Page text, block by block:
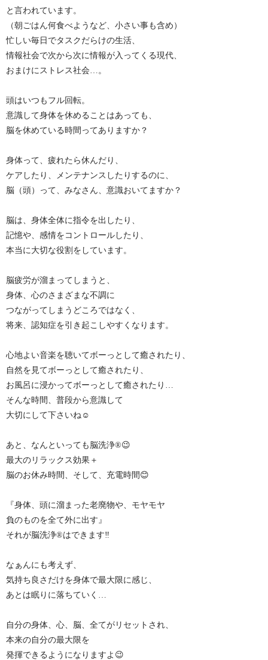
と言われています。
（朝ごはん何食べようなど、小さい事も含め）
忙しい毎日でタスクだらけの生活、
情報社会で次から次に情報が入ってくる現代、
おまけにストレス社会…。
頭はいつもフル回転。
意識して身体を休めることはあっても、
脳を休めている時間ってありますか？
身体って、疲れたら休んだり、
ケアしたり、メンテナンスしたりするのに、
脳（頭）って、みなさん、意識おいてますか？
脳は、身体全体に指令を出したり、
記憶や、感情をコントロールしたり、
本当に大切な役割をしています。
脳疲労が溜まってしまうと、
身体、心のさまざまな不調に
つながってしまうどころではなく、
将来、認知症を引き起こしやすくなります。
心地よい音楽を聴いてボーっとして癒されたり、
自然を見てボーっとして癒されたり、
お風呂に浸かってボーっとして癒されたり…
そんな時間、普段から意識して
大切にして下さいね☺️
あと、なんといっても脳洗浄®︎😉
最大のリラックス効果＋
脳のお休み時間、そして、充電時間😊
『身体、頭に溜まった老廃物や、モヤモヤ
負のものを全て外に出す』
それが脳洗浄®︎はできます‼️
なぁんにも考えず、
気持ち良さだけを身体で最大限に感じ、
あとは眠りに落ちていく…
自分の身体、心、脳、全てがリセットされ、
本来の自分の最大限を
発揮できるようになりますよ😉